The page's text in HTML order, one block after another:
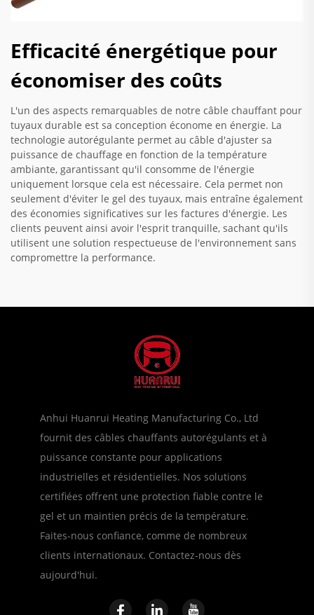
Efficacité énergétique pour
économiser des coûts
L'un des aspects remarquables de notre câble chauffant pour
tuyaux durable est sa conception économe en énergie. La
technologie autorégulante permet au câble d'ajuster sa
puissance de chauffage en fonction de la température
ambiante, garantissant qu'il consomme de l'énergie
uniquement lorsque cela est nécessaire. Cela permet non
seulement d'éviter le gel des tuyaux, mais entraîne également
des économies significatives sur les factures d'énergie. Les
clients peuvent ainsi avoir l'esprit tranquille, sachant qu'ils
utilisent une solution respectueuse de l'environnement sans
compromettre la performance.
Anhui Huanrui Heating Manufacturing Co., Ltd
fournit des câbles chauffants autorégulants et à
puissance constante pour applications
industrielles et résidentielles. Nos solutions
certifiées offrent une protection fiable contre le
gel et un maintien précis de la température.
Faites-nous confiance, comme de nombreux
clients internationaux. Contactez-nous dès
aujourd'hui.